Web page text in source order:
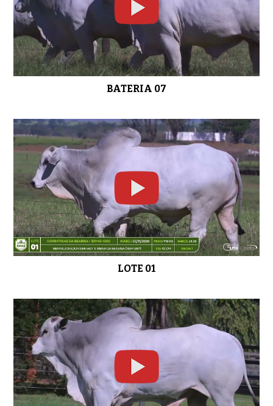
LOTE 14
LOTE 15
0:40 LOTE 16
0:30 LOTE 17
0:42 LOTE 18
0:45 LOTE 19
BATERIA 07
LOTE 01